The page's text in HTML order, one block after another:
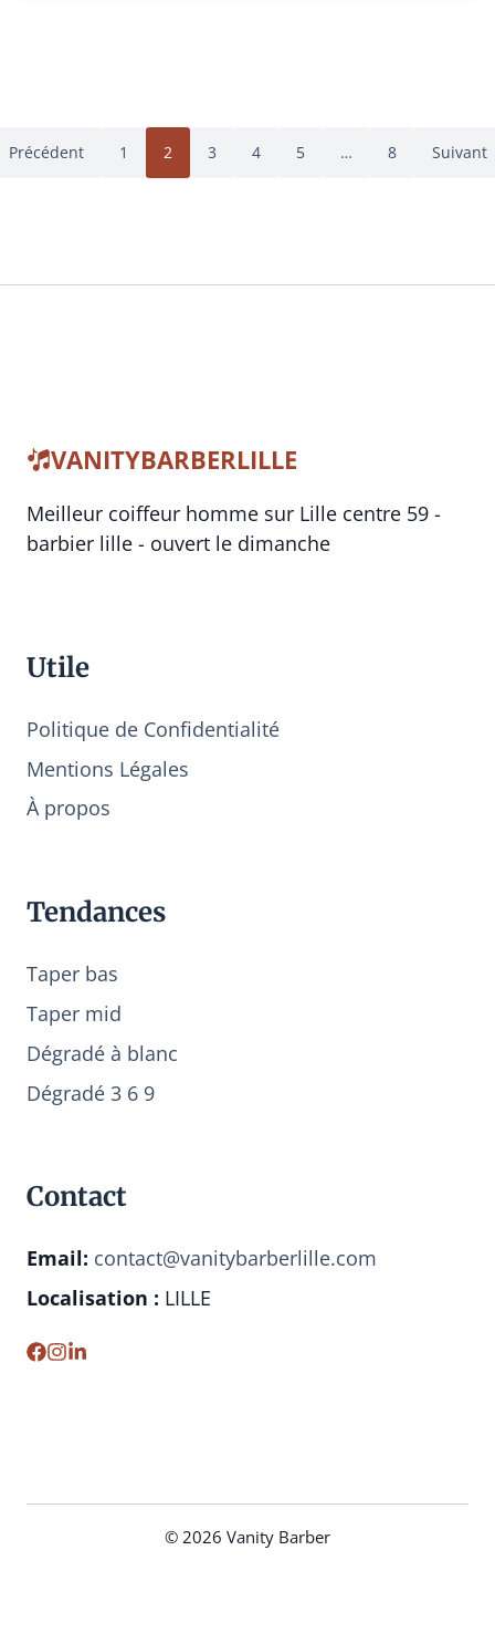
Précédent 1 2 3 4 5 … 8 Suivant
VANITYBARBERLILLE
Meilleur coiffeur homme sur Lille centre 59 -
barbier lille - ouvert le dimanche
Utile
Politique de Confidentialité
Mentions Légales
À propos
Tendances
Taper bas
Taper mid
Dégradé à blanc
Dégradé 3 6 9
Contact
Email: contact@vanitybarberlille.com
Localisation : LILLE
© 2026 Vanity Barber